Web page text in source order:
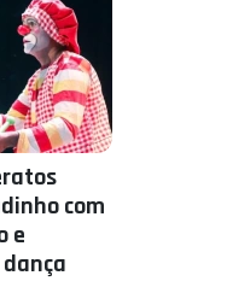
com
e